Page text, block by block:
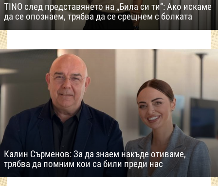
TINO след представянето на „Била си ти“: Ако искаме
да се опознаем, трябва да се срещнем с болката
Калин Сърменов: За да знаем накъде отиваме,
трябва да помним кои са били преди нас